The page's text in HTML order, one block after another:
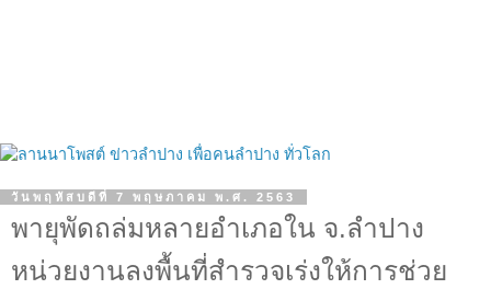
วันพฤหัสบดีที่ 7 พฤษภาคม พ.ศ. 2563
พายุพัดถล่มหลายอำเภอใน จ.ลำปาง
หน่วยงานลงพื้นที่สำรวจเร่งให้การช่วย